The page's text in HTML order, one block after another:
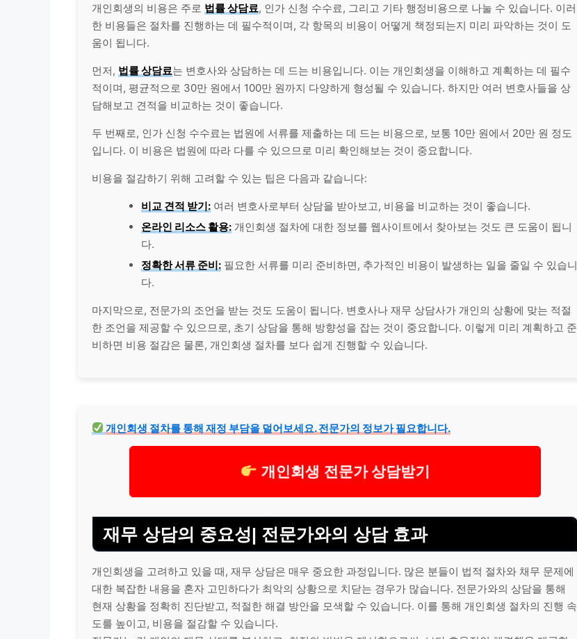
개인회생의 비용은 주로 법률 상담료, 인가 신청 수수료, 그리고 기타 행정비용으로 나눌 수 있습니다. 이러
한 비용들은 절차를 진행하는 데 필수적이며, 각 항목의 비용이 어떻게 책정되는지 미리 파악하는 것이 도
움이 됩니다.
먼저, 법률 상담료는 변호사와 상담하는 데 드는 비용입니다. 이는 개인회생을 이해하고 계획하는 데 필수
적이며, 평균적으로 30만 원에서 100만 원까지 다양하게 형성될 수 있습니다. 하지만 여러 변호사들을 상
담해보고 견적을 비교하는 것이 좋습니다.
두 번째로, 인가 신청 수수료는 법원에 서류를 제출하는 데 드는 비용으로, 보통 10만 원에서 20만 원 정도
입니다. 이 비용은 법원에 따라 다를 수 있으므로 미리 확인해보는 것이 중요합니다.
비용을 절감하기 위해 고려할 수 있는 팁은 다음과 같습니다:
비교 견적 받기: 여러 변호사로부터 상담을 받아보고, 비용을 비교하는 것이 좋습니다.
온라인 리소스 활용: 개인회생 절차에 대한 정보를 웹사이트에서 찾아보는 것도 큰 도움이 됩니
다.
정확한 서류 준비: 필요한 서류를 미리 준비하면, 추가적인 비용이 발생하는 일을 줄일 수 있습니
다.
마지막으로, 전문가의 조언을 받는 것도 도움이 됩니다. 변호사나 재무 상담사가 개인의 상황에 맞는 적절
한 조언을 제공할 수 있으므로, 초기 상담을 통해 방향성을 잡는 것이 중요합니다. 이렇게 미리 계획하고 준
비하면 비용 절감은 물론, 개인회생 절차를 보다 쉽게 진행할 수 있습니다.
개인회생 절차를 통해 재정 부담을 덜어보세요. 전문가의 정보가 필요합니다.
개인회생 전문가 상담받기
재무 상담의 중요성| 전문가와의 상담 효과
개인회생을 고려하고 있을 때, 재무 상담은 매우 중요한 과정입니다. 많은 분들이 법적 절차와 채무 문제에
대한 복잡한 내용을 혼자 고민하다가 최악의 상황으로 치닫는 경우가 많습니다. 전문가와의 상담을 통해
현재 상황을 정확히 진단받고, 적절한 해결 방안을 모색할 수 있습니다. 이를 통해 개인회생 절차의 진행 속
도를 높이고, 비용을 절감할 수 있습니다.